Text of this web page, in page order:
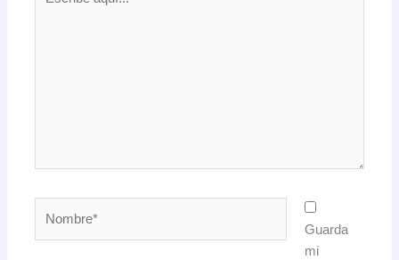
Guarda
mi